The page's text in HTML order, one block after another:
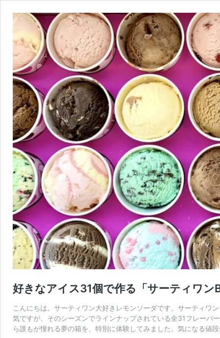
好きなアイス31個で作る「サーティワン
こんにちは。サーティワン大好きレモンソーダです。サーティワ
気ですが、そのシーズンでラインナップされている全31フレー
ら誰もが憧れる夢の箱を、特別に体験してみました。気になる値